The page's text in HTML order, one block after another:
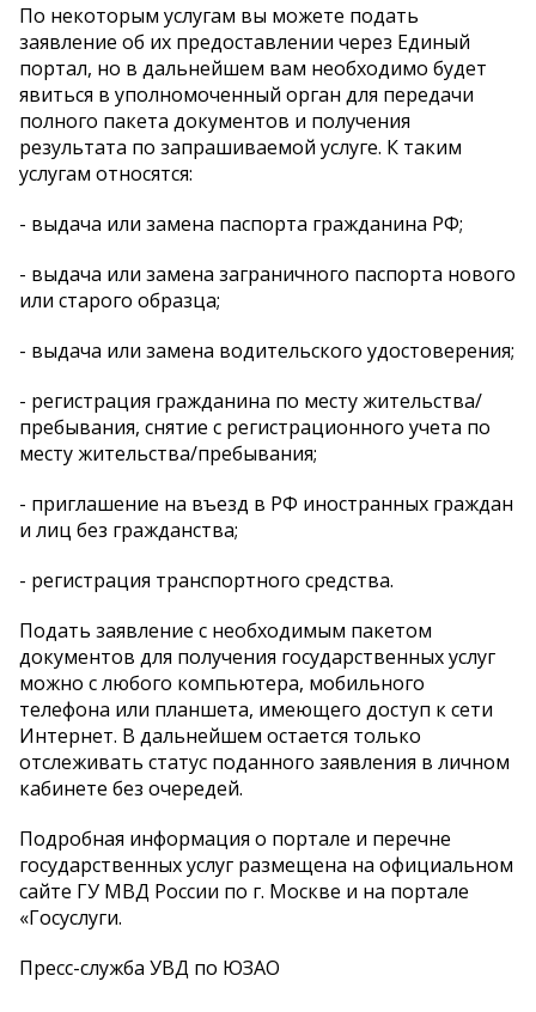
По некоторым услугам вы можете подать
заявление об их предоставлении через Единый
портал, но в дальнейшем вам необходимо будет
явиться в уполномоченный орган для передачи
полного пакета документов и получения
результата по запрашиваемой услуге. К таким
услугам относятся:
- выдача или замена паспорта гражданина РФ;
- выдача или замена заграничного паспорта нового
или старого образца;
- выдача или замена водительского удостоверения;
- регистрация гражданина по месту жительства/
пребывания, снятие с регистрационного учета по
месту жительства/пребывания;
- приглашение на въезд в РФ иностранных граждан
и лиц без гражданства;
- регистрация транспортного средства.
Подать заявление с необходимым пакетом
документов для получения государственных услуг
можно с любого компьютера, мобильного
телефона или планшета, имеющего доступ к сети
Интернет. В дальнейшем остается только
отслеживать статус поданного заявления в личном
кабинете без очередей.
Подробная информация о портале и перечне
государственных услуг размещена на официальном
сайте ГУ МВД России по г. Москве и на портале
«Госуслуги.
Пресс-служба УВД по ЮЗАО